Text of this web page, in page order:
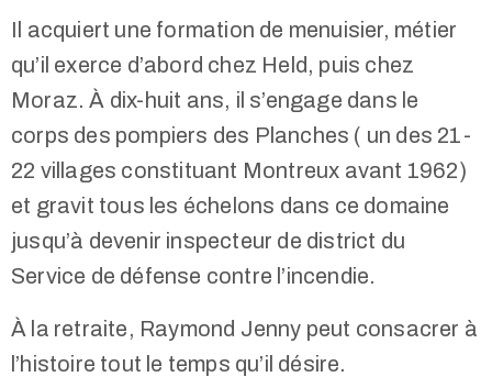
Il acquiert une formation de menuisier, métier
qu’il exerce d’abord chez Held, puis chez
Moraz. À dix-huit ans, il s’engage dans le
corps des pompiers des Planches ( un des 21-
22 villages constituant Montreux avant 1962)
et gravit tous les échelons dans ce domaine
jusqu’à devenir inspecteur de district du
Service de défense contre l’incendie.
À la retraite, Raymond Jenny peut consacrer à
l’histoire tout le temps qu’il désire.